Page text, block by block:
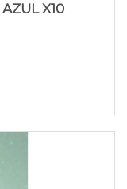
X10